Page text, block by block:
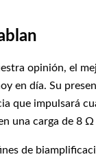
opinión, el
en día. Su
que impulsará
una carga de 8
de